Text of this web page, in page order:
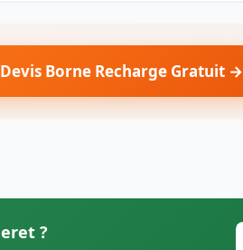
Borne Recharge Gratuit →
?